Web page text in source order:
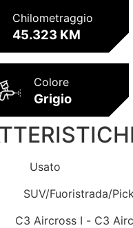
Chilometraggio
45.323 KM
Colore
Grigio
Usato
SUV/Fuoristrada/
C3 Aircross I - C3